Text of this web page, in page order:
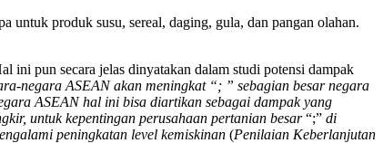
produk susu, sereal, daging, gula, dan pangan olahan.
ini pun secara jelas dinyatakan dalam studi potensi dampak
negara ASEAN akan meningkat “; ” sebagian besar negara
ASEAN hal ini bisa diartikan sebagai dampak yang
untuk kepentingan perusahaan pertanian besar“;” di
peningkatan level kemiskinan (Penilaian Keberlanjutan